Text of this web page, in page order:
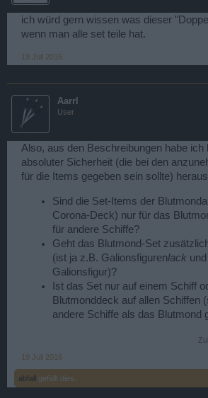
ich würd gern wissen was dieser
wenn man alle set teile hat.
19 Juli 2016
Aarrl
User
Also, aus den Beschreibungen habe ich
absoluter Sicherheit (die bei den
für die Items gegeben sein sollte)
Sind die Set-Items der
Corona-Deck) nur für das
für andere Schiffe?
Geht das Blutmond-Set
(ist ja z.B. Galionsfigurenlack
Galionsfigur)?
Ist das Set nur auf einem Schiff
Blutmonddeck auf allen Schiffen
andere Schiffe als das Blutmond
19 Juli 2016
abfall gefällt dies.